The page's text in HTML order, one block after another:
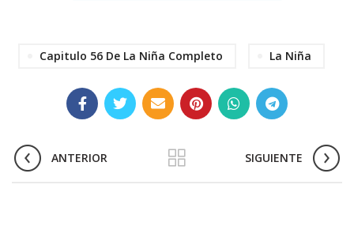
Capitulo 56 De La Niña Completo La Niña
ANTERIOR SIGUIENTE